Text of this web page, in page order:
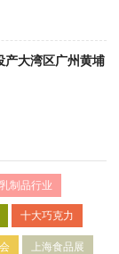
产大湾区广州黄埔
乳制品行业
十大巧克力
上海食品展